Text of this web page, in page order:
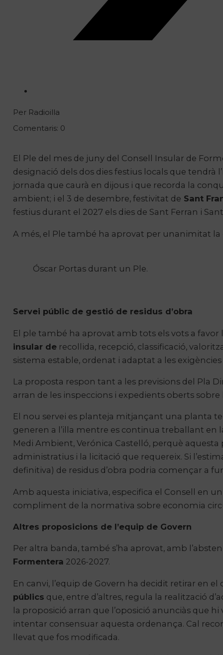
Per Radioilla
Comentaris: 0
El Ple del mes de juny del Consell Insular de
designació dels dos dies festius locals que tendrà
jornada que caurà en dijous i que recorda la
ambient; i el 3 de desembre, festivitat de Sant
festius durant el 2027 els dies de Sant Ferran i
A més, el Ple també ha aprovat per unanimitat la
Óscar Portas durant un Ple.
Servei públic de gestió de residus d’obra
El ple també ha aprovat amb tots els vots a favor
insular derecollida, recepció, classificació,
sistema estable, ordenat i adaptat a les
La proposta respon tant a les previsions del Pla
arran de les inspeccions i expedients oberts
El nou servei es planteja mitjançant una planta
generen a l’illa mentre es continua treballant en
Medi Ambient, Verónica Castelló, perquè
administratius i la licitació que requereix. Si
definitiva) de residus d’obra podria començar a
Amb aquesta iniciativa, especifica el Consell en
compliment de la normativa sobre economia
Altres proposicions de l’equip de Govern
Per altra banda, també s’ha aprovat, amb
Formentera 2026-2027.
En canvi, l’equip de Govern ha decidit retirar en
públics que, entre d’altres, regula la realització
la proposició arran que l’oposició anunciàs que
intentar consensuar aquesta ordenança. Cal
llevat que fos modificada.